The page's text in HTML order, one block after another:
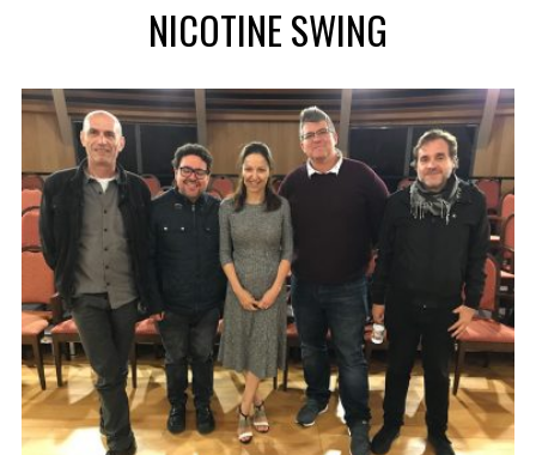
NICOTINE SWING